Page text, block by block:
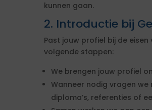
kunnen gaan.
2. Introductie bij
Past jouw profiel bij de
volgende stappen:
We brengen jouw profiel
Wanneer nodig vragen
diploma’s, referenties of